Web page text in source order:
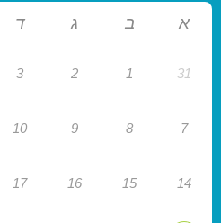
א ב ג ד
31
1
2
3
7
8
9
10
14
15
16
17